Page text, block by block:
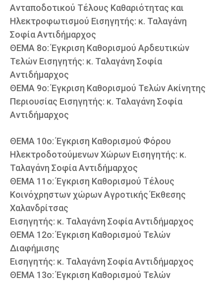
Ανταποδοτικού Τέλους Καθαριότητας και
Ηλεκτροφωτισμού Εισηγητής: κ. Ταλαγάνη
Σοφία Αντιδήμαρχος
ΘΕΜΑ 8ο: Έγκριση Καθορισμού Αρδευτικών
Τελών Εισηγητής: κ. Ταλαγάνη Σοφία
Αντιδήμαρχος
ΘΕΜΑ 9ο: Έγκριση Καθορισμού Τελών Ακίνητης
Περιουσίας Εισηγητής: κ. Ταλαγάνη Σοφία
Αντιδήμαρχος
ΘΕΜΑ 10ο: Έγκριση Καθορισμού Φόρου
Ηλεκτροδοτούμενων Χώρων Εισηγητής: κ.
Ταλαγάνη Σοφία Αντιδήμαρχος
ΘΕΜΑ 11ο: Έγκριση Καθορισμού Τέλους
Κοινόχρηστων χώρων Αγροτικής Έκθεσης
Χαλανδρίτσας
Εισηγητής: κ. Ταλαγάνη Σοφία Αντιδήμαρχος
ΘΕΜΑ 12ο: Έγκριση Καθορισμού Τελών
Διαφήμισης
Εισηγητής: κ. Ταλαγάνη Σοφία Αντιδήμαρχος
ΘΕΜΑ 13ο: Έγκριση Καθορισμού Τελών